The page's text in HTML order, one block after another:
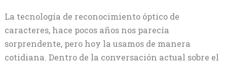
La tecnología de reconocimiento óptico de
caracteres, hace pocos años nos parecía
sorprendente, pero hoy la usamos de manera
cotidiana. Dentro de la conversación actual sobre el